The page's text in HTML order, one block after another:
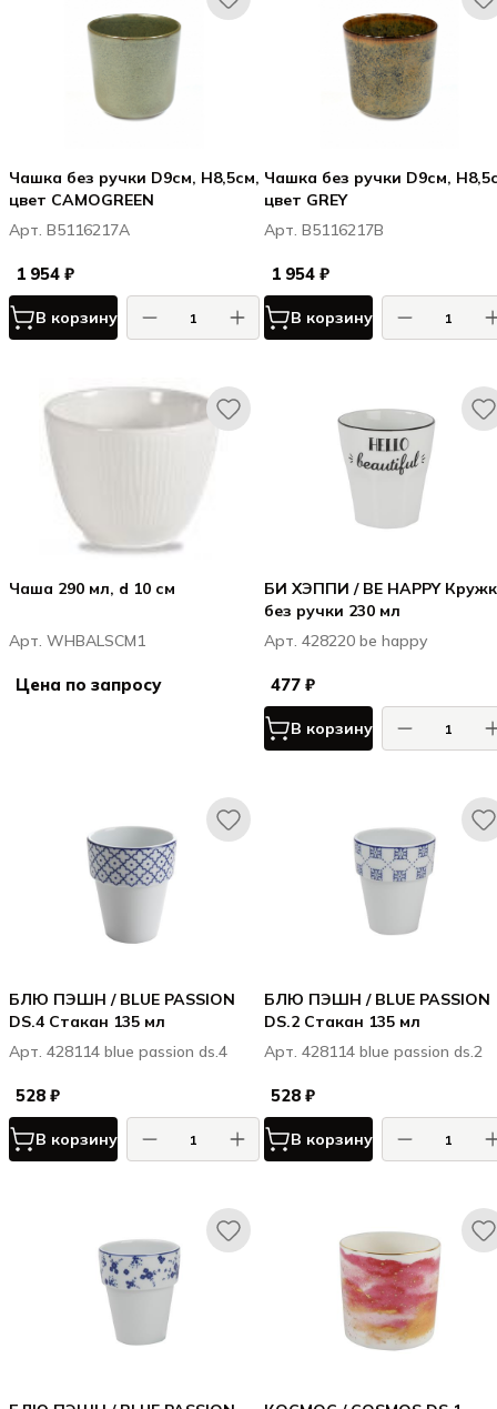
Чашка без ручки D9см, H8,5см,
цвет CAMOGREEN
Арт. B5116217A
1 954 ₽
В корзину
Чашка без ручки D9см,
цвет GREY
Арт. B5116217B
1 954 ₽
В корзину
Чаша 290 мл, d 10 см
Арт. WHBALSCM1
Цена по запросу
БИ ХЭППИ / BE HAPPY
без ручки 230 мл
Арт. 428220 be happy
477 ₽
В корзину
БЛЮ ПЭШН / BLUE PASSION
DS.4 Стакан 135 мл
Арт. 428114 blue passion ds.4
528 ₽
В корзину
БЛЮ ПЭШН / BLUE PASSION
DS.2 Стакан 135 мл
Арт. 428114 blue passion ds.2
528 ₽
В корзину